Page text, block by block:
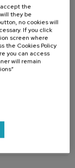
participativa
con el
personal
interesado. La
mesa redonda final,
orientados a
la arqueometría y la
esta perspectiva, el
del patrimonio
científico
marcos actuales de
accept the
they be
no cookies will
If you click
screen where
the Cookies Policy
you can access
will remain